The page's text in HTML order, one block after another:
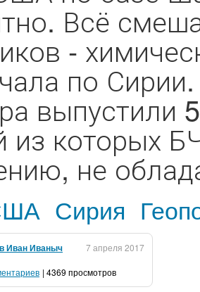
Всё
-
по
выпустили
из которых
не
Сирия
Иван Иваныч 7 апреля 2017
| 4369 просмотров